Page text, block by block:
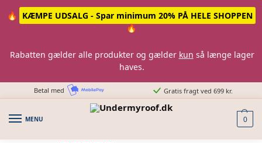
🔥
KÆMPE UDSALG - Spar minimum 20% PÅ HELE SHOPPEN
🔥
Rabatten gælder alle produkter og gælder kun så længe lager
haves.
Betal med Gratis fragt ved 699 kr.
MENU 0